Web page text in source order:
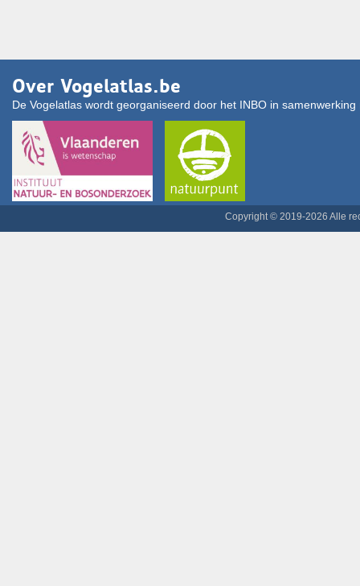
Over Vogelatlas.be
De Vogelatlas wordt georganiseerd door het INBO in
Copyright © 2019-2026 Alle